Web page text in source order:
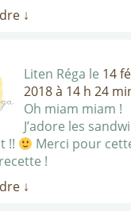
↓
Liten Réga le 14
2018 à 14 h 24
Oh miam miam !
J’adore les
!!
Merci pour
!
↓